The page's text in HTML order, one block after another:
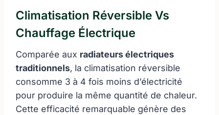
Climatisation Réversible Vs
Chauffage Électrique
Comparée aux radiateurs électriques
traditionnels, la climatisation réversible
consomme 3 à 4 fois moins d’électricité
pour produire la même quantité de chaleur.
Cette efficacité remarquable génère des